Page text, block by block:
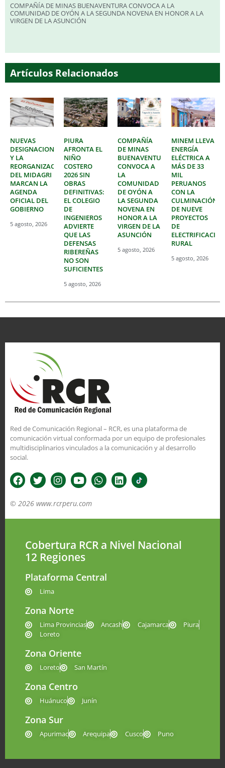
COMPAÑÍA DE MINAS BUENAVENTURA CONVOCA A LA
COMUNIDAD DE OYÓN A LA SEGUNDA NOVENA EN HONOR A LA
VIRGEN DE LA ASUNCIÓN
Artículos Relacionados
NUEVAS
DESIGNACIONES
Y LA
REORGANIZACIÓN
DEL MIDAGRI
MARCAN LA
AGENDA
OFICIAL DEL
GOBIERNO
5 agosto, 2026
PIURA
AFRONTA EL
NIÑO
COSTERO
2026 SIN
OBRAS
DEFINITIVAS:
EL COLEGIO
DE
INGENIEROS
ADVIERTE
QUE LAS
DEFENSAS
RIBEREÑAS
NO SON
SUFICIENTES
5 agosto, 2026
COMPAÑÍA
DE MINAS
BUENAVENTURA
CONVOCA A
LA
COMUNIDAD
DE OYÓN A
LA SEGUNDA
NOVENA EN
HONOR A LA
VIRGEN DE LA
ASUNCIÓN
5 agosto, 2026
MINEM LLEVA
ENERGÍA
ELÉCTRICA A
MÁS DE 33
MIL
PERUANOS
CON LA
CULMINACIÓN
DE NUEVE
PROYECTOS
DE
ELECTRIFICACIÓN
RURAL
5 agosto, 2026
Red de Comunicación Regional – RCR, es una plataforma de
comunicación virtual conformada por un equipo de profesionales
multidisciplinarios vinculados a la comunicación y al desarrollo
social.
© 2026 www.rcrperu.com
Cobertura RCR a Nivel Nacional
12 Regiones
Plataforma Central
Lima
Zona Norte
Lima Provincias Ancash Cajamarca
Piura
Loreto
Zona Oriente
Loreto San Martín
Zona Centro
Huánuco Junín
Zona Sur
Apurimac Arequipa Cusco Puno